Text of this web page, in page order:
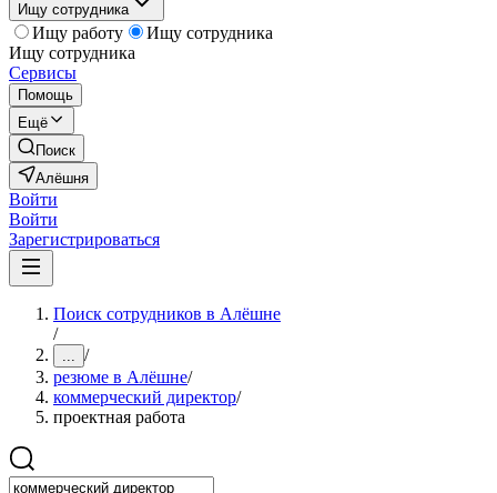
Ищу сотрудника
Ищу работу
Ищу сотрудника
Ищу сотрудника
Сервисы
Помощь
Ещё
Поиск
Алёшня
Войти
Войти
Зарегистрироваться
Поиск сотрудников в Алёшне
/
... /
резюме в Алёшне/
коммерческий директор/
проектная работа